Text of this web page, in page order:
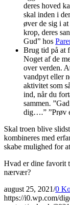
deres hoved
skal inden i
øver de sig i
krop, deres
Gud” hos
Brug tid på at
Noget af de
over verden.
vandpyt eller
aktivitet som
ind, når du
sammen.
dig….” ”Prøv
Skal troen blive
kombineres med
skabe mulighed for
Hvad er dine favorit
nærvær?
august 25, 2021/0
https://i0.wp.com/